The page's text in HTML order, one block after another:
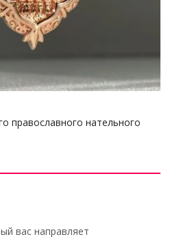
православного нательного
вас направляет